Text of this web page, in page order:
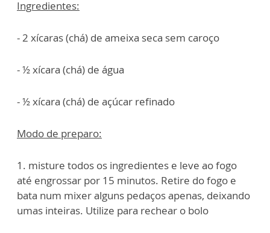
Ingredientes:
- 2 xícaras (chá) de ameixa seca sem caroço
- ½ xícara (chá) de água
- ½ xícara (chá) de açúcar refinado
Modo de preparo:
1. misture todos os ingredientes e leve ao fogo
até engrossar por 15 minutos. Retire do fogo e
bata num mixer alguns pedaços apenas, deixando
umas inteiras. Utilize para rechear o bolo